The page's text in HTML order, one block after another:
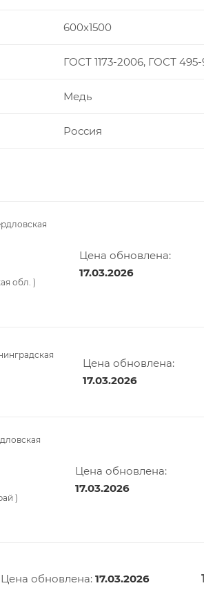
600х1500
ГОСТ 1173-2006, ГОСТ
Медь
Россия
обл. )
Цена обновлена:
17.03.2026
Цена обновлена:
17.03.2026
)
Цена обновлена:
17.03.2026
Цена обновлена:17.03.2026